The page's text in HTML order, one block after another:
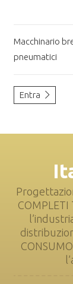
Macchinario
pneumatici
Entra
COMPLETI